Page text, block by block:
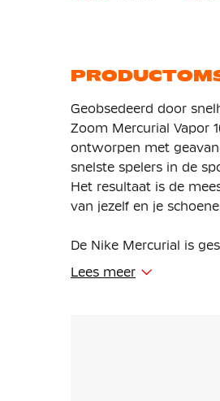
Geobsedeerd door
Zoom Mercurial Vapor
ontworpen met
snelste spelers in de
Het resultaat is de
van jezelf en je
De Nike Mercurial is
Lees meer